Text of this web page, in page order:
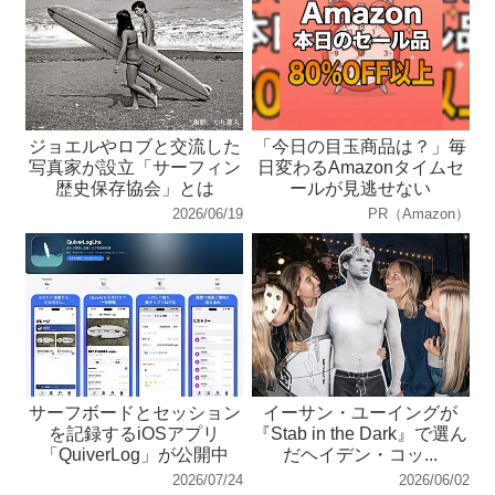
ジョエルやロブと交流した
写真家が設立「サーフィン
歴史保存協会」とは
2026/06/19
「今日の目玉商品は？」毎
日変わるAmazonタイムセ
ールが見逃せない
PR（Amazon）
サーフボードとセッション
を記録するiOSアプリ
「QuiverLog」が公開中
2026/07/24
イーサン・ユーイングが
『Stab in the Dark』で選ん
だヘイデン・コッ...
2026/06/02